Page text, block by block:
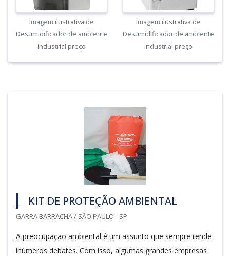
Imagem ilustrativa de
Desumidificador de ambiente
industrial preço
Imagem ilustrativa de
Desumidificador de ambiente
industrial preço
KIT DE PROTEÇÃO AMBIENTAL
GARRA BARRACHA / SÃO PAULO - SP
A preocupação ambiental é um assunto que sempre rende
inúmeros debates. Com isso, algumas grandes empresas